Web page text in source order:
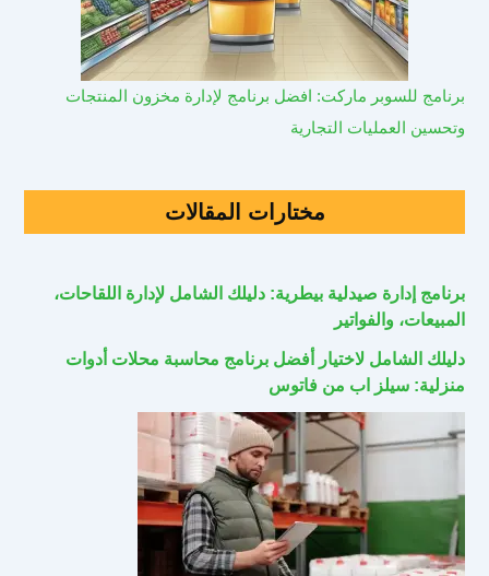
برنامج للسوبر ماركت: افضل برنامج لإدارة مخزون المنتجات
وتحسين العمليات التجارية
مختارات المقالات
برنامج إدارة صيدلية بيطرية: دليلك الشامل لإدارة اللقاحات،
المبيعات، والفواتير
دليلك الشامل لاختيار أفضل برنامج محاسبة محلات أدوات
منزلية: سيلز اب من فاتوس